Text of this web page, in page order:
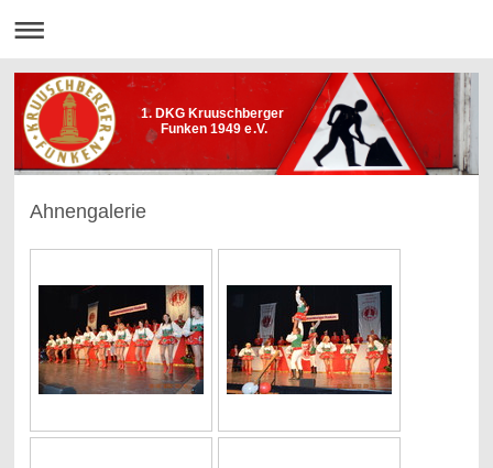
1. DKG Kruuschberger
Funken 1949 e.V.
Ahnengalerie